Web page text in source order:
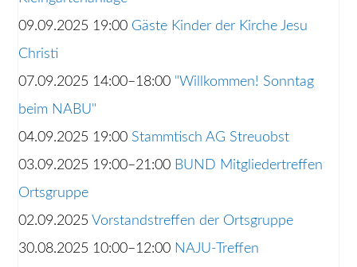
09.09.2025 19:00 Gäste Kinder der Kirche Jesu
Christi
07.09.2025 14:00–18:00 "Willkommen! Sonntag
beim NABU"
04.09.2025 19:00 Stammtisch AG Streuobst
03.09.2025 19:00–21:00 BUND Mitgliedertreffen
Ortsgruppe
02.09.2025 Vorstandstreffen der Ortsgruppe
30.08.2025 10:00–12:00 NAJU-Treffen